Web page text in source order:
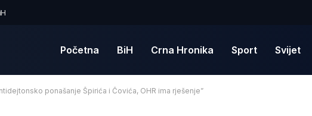
Početna BiH Crna Hronika Sport Svijet
ponašanje Špirića i Čovića, OHR ima rješenje”